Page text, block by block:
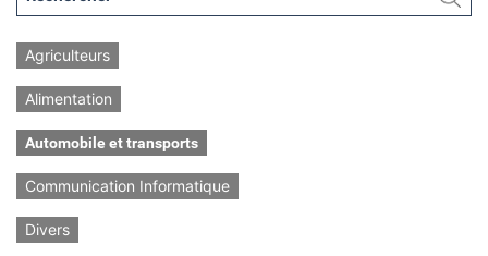
Agriculteurs
Alimentation
Automobile et transports
Communication Informatique
Divers